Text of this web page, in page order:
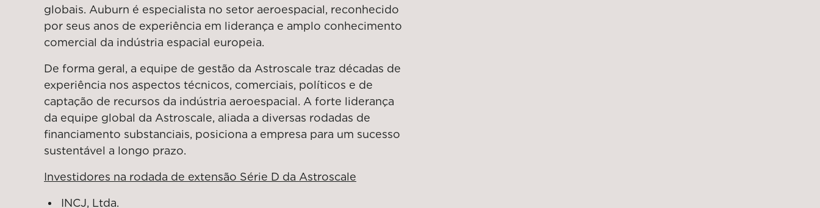
globais. Auburn é especialista no setor aeroespacial, reconhecido
por seus anos de experiência em liderança e amplo conhecimento
comercial da indústria espacial europeia.
De forma geral, a equipe de gestão da Astroscale traz décadas de
experiência nos aspectos técnicos, comerciais, políticos e de
captação de recursos da indústria aeroespacial. A forte liderança
da equipe global da Astroscale, aliada a diversas rodadas de
financiamento substanciais, posiciona a empresa para um sucesso
sustentável a longo prazo.
Investidores na rodada de extensão Série D da Astroscale
INCJ, Ltda.